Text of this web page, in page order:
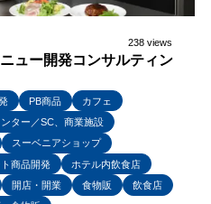
238 views
ュー開発コンサルティン
PB商品
カフェ
ター／SC、商業施設
スーベニアショップ
商品開発
ホテル内飲食店
開店・開業 食物販
飲食店